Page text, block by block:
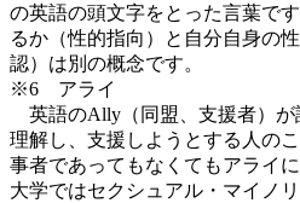
の英語の頭文字をとった言葉で
るか（性的指向）と自分自身の
認）は別の概念です。
※6 アライ
英語のAlly（同盟、支援者）が
理解し、支援しようとする人の
事者であってもなくてもアライ
大学ではセクシュアル・マイノ